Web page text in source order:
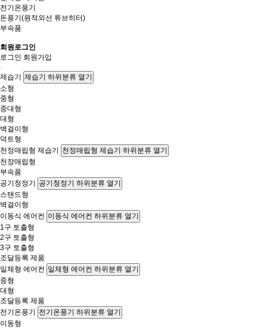
전기온풍기
돈풍기(원적외선 튜브히터)
부속품
회원로그인
로그인 회원가입
제습기 제습기 하위분류 열기
소형
중형
중대형
대형
벽걸이형
덕트형
천정매립형 제습기 천정매립형 제습기 하위분류 열기
천장매립형
부속품
공기청정기 공기청정기 하위분류 열기
스탠드형
벽걸이형
이동식 에어컨 이동식 에어컨 하위분류 열기
1구 토출형
2구 토출형
3구 토출형
조달등록 제품
일체형 에어컨 일체형 에어컨 하위분류 열기
중형
대형
조달등록 제품
전기온풍기 전기온풍기 하위분류 열기
이동형